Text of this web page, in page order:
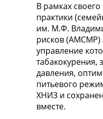
В рамках
практики
им. М.Ф.
рисков (АМСМР)
управление
табакокурения,
давления,
питьевого
ХНИЗ и
вместе.